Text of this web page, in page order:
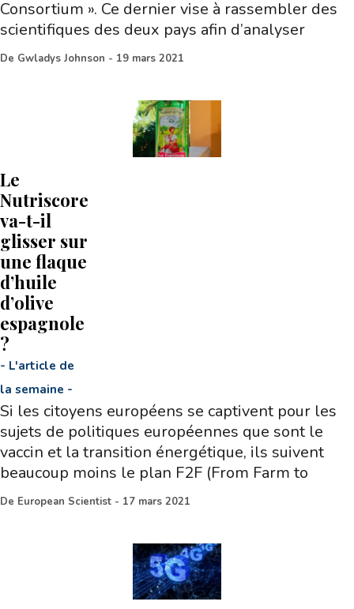
Consortium ». Ce dernier vise à rassembler des
scientifiques des deux pays afin d’analyser
De Gwladys Johnson - 19 mars 2021
Le
Nutriscore
va-t-il
glisser sur
une flaque
d’huile
d’olive
espagnole
?
- L'article de
la semaine -
Si les citoyens européens se captivent pour les
sujets de politiques européennes que sont le
vaccin et la transition énergétique, ils suivent
beaucoup moins le plan F2F (From Farm to
De European Scientist - 17 mars 2021